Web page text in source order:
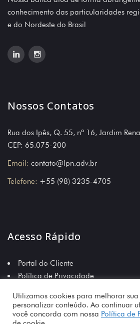
conhecimento das particularidades
e do Nordeste do Brasil
Nossos Contatos
Rua dos Ipês, Q. 55, nº 16, Jardim
CEP: 65.075-200
Email: contato@lpn.adv.br
Telefone: +55 (98) 3235-4705
Acesso Rápido
Portal do Cliente
Política de Privacidade
Utilizamos cookies para melhorar
personalizar conteúdo. Ao continuar
você concorda com nossa Política de